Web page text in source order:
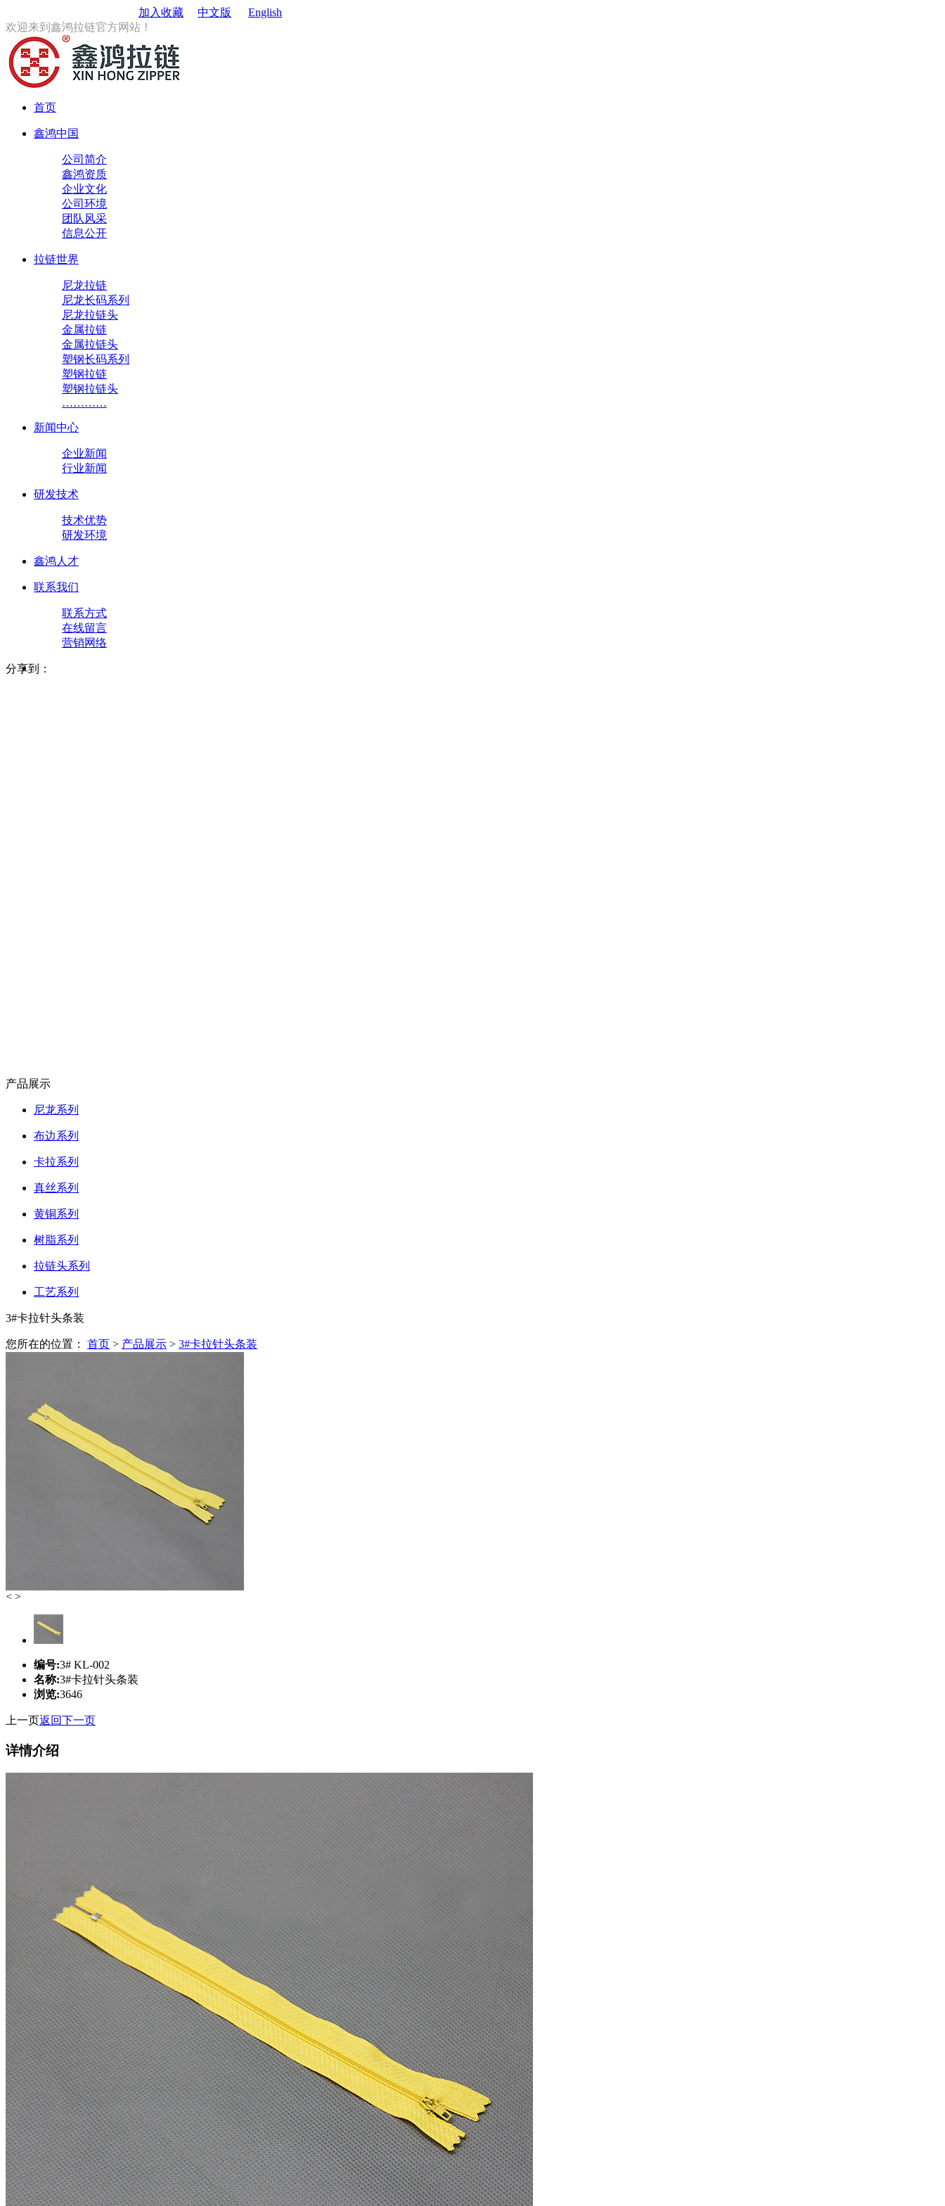
加入收藏 中文版
English
欢迎来到鑫鸿拉链官方网站！
首页
鑫鸿中国
公司简介
鑫鸿资质
企业文化
公司环境
团队风采
信息公开
拉链世界
尼龙拉链
尼龙长码系列
尼龙拉链头
金属拉链
金属拉链头
塑钢长码系列
塑钢拉链
塑钢拉链头
…………
新闻中心
企业新闻
行业新闻
研发技术
技术优势
研发环境
鑫鸿人才
联系我们
联系方式
在线留言
营销网络
分享到：
产品展示
尼龙系列
布边系列
卡拉系列
真丝系列
黄铜系列
树脂系列
拉链头系列
工艺系列
3#卡拉针头条装
您所在的位置： 首页 > 产品展示 > 3#卡拉针头条装
< >
编号:3# KL-002
名称:3#卡拉针头条装
浏览:3646
上一页返回下一页
详情介绍